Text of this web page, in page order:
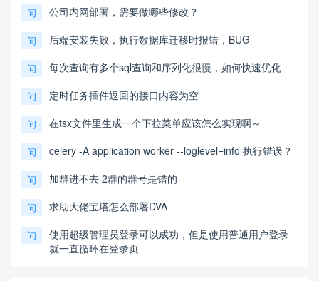
问 公司内网部署，需要做哪些修改？
问 后端安装失败，执行数据库迁移时报错，BUG
问 每次查询有多个sql查询和序列化很慢，如何快速优化
问 定时任务插件返回的接口内容为空
问 在tsx文件里生成一个下拉菜单应该怎么实现啊～
问 celery -A application worker --loglevel=info 执行错误？
问 加群进不去 2群的群号是错的
问 求助大佬宝塔怎么部署DVA
问
使用超级管理员登录可以成功，但是使用普通用户登录
就一直循环在登录页